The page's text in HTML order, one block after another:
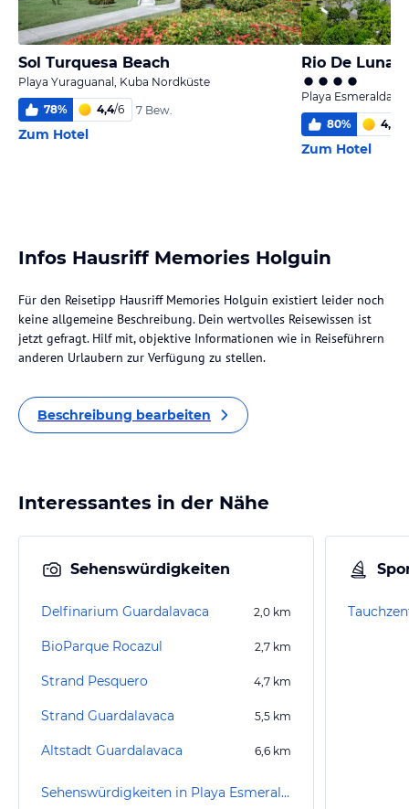
Sol Turquesa Beach
Playa Yuraguanal, Kuba Nordküste
78% 4,4/6 7 Bew.
Zum Hotel
Rio De Luna
Playa Esmeralda,
80% 4,7
Zum Hotel
Infos Hausriff Memories Holguin
Für den Reisetipp Hausriff Memories Holguin existiert leider noch
keine allgemeine Beschreibung. Dein wertvolles Reisewissen ist
jetzt gefragt. Hilf mit, objektive Informationen wie in Reiseführern
anderen Urlaubern zur Verfügung zu stellen.
Beschreibung bearbeiten
Interessantes in der Nähe
Sehenswürdigkeiten
Delfinarium Guardalavaca 2,0 km
BioParque Rocazul 2,7 km
Strand Pesquero 4,7 km
Strand Guardalavaca 5,5 km
Altstadt Guardalavaca 6,6 km
Sehenswürdigkeiten in Playa Esmeralda